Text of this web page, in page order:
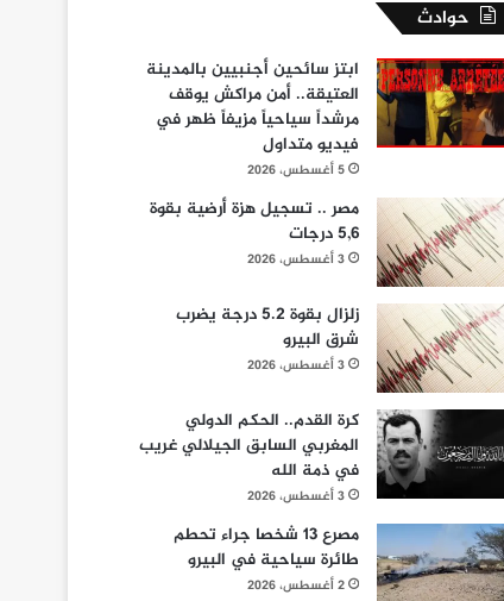
حوادث
ابتز سائحين أجنبيين بالمدينة
العتيقة.. أمن مراكش يوقف
مرشداً سياحياً مزيفاً ظهر في
فيديو متداول
5 أغسطس، 2026
مصر .. تسجيل هزة أرضية بقوة
5,6 درجات
3 أغسطس، 2026
زلزال بقوة 5.2 درجة يضرب
شرق البيرو
3 أغسطس، 2026
كرة القدم.. الحكم الدولي
المغربي السابق الجيلالي غريب
في ذمة الله
3 أغسطس، 2026
مصرع 13 شخصا جراء تحطم
طائرة سياحية في البيرو
2 أغسطس، 2026